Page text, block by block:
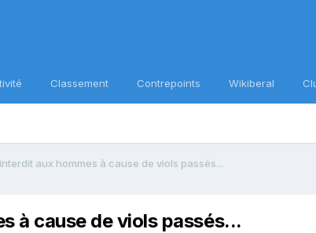
Classement Contrepoints Wikiberal
aux hommes à cause de viols passés...
à cause de viols passés...